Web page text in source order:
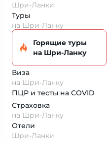
Шри-Ланки
Туры
на Шри-Ланку
Горящие туры
на Шри-Ланку
Виза
на Шри-Ланку
ПЦР и тесты на COVID
Страховка
на Шри-Ланку
Отели
Шри-Ланки